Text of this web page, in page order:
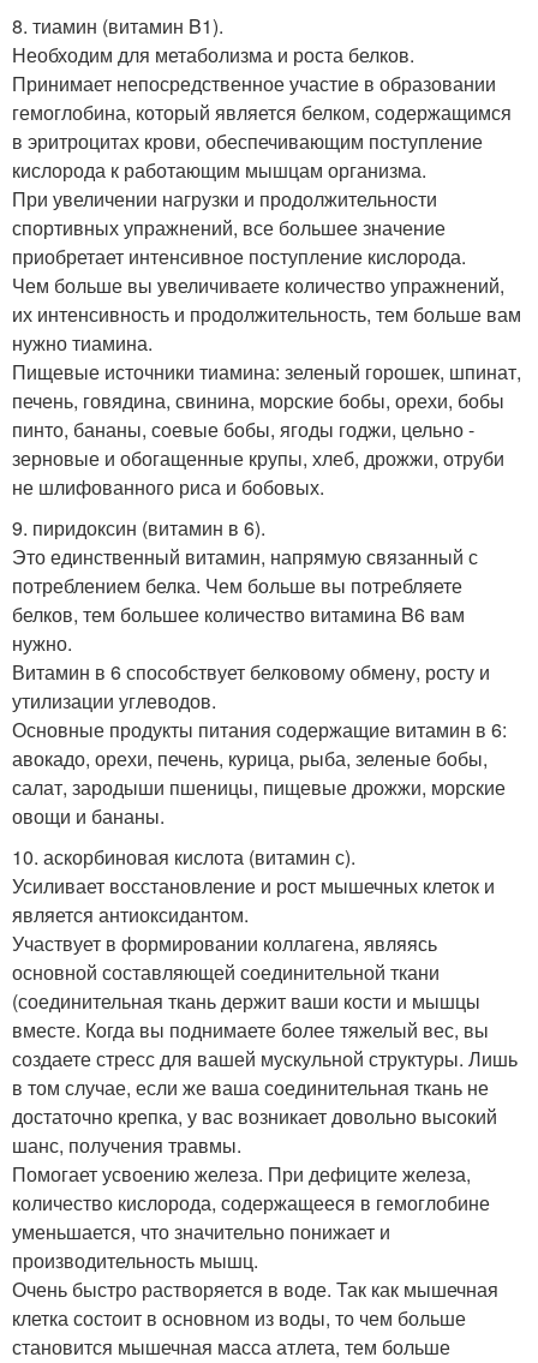
8. тиамин (витамин B1).
Необходим для метаболизма и роста белков.
Принимает непосредственное участие в образовании
гемоглобина, который является белком, содержащимся
в эритроцитах крови, обеспечивающим поступление
кислорода к работающим мышцам организма.
При увеличении нагрузки и продолжительности
спортивных упражнений, все большее значение
приобретает интенсивное поступление кислорода.
Чем больше вы увеличиваете количество упражнений,
их интенсивность и продолжительность, тем больше вам
нужно тиамина.
Пищевые источники тиамина: зеленый горошек, шпинат,
печень, говядина, свинина, морские бобы, орехи, бобы
пинто, бананы, соевые бобы, ягоды годжи, цельно -
зерновые и обогащенные крупы, хлеб, дрожжи, отруби
не шлифованного риса и бобовых.
9. пиридоксин (витамин в 6).
Это единственный витамин, напрямую связанный с
потреблением белка. Чем больше вы потребляете
белков, тем большее количество витамина B6 вам
нужно.
Витамин в 6 способствует белковому обмену, росту и
утилизации углеводов.
Основные продукты питания содержащие витамин в 6:
авокадо, орехи, печень, курица, рыба, зеленые бобы,
салат, зародыши пшеницы, пищевые дрожжи, морские
овощи и бананы.
10. аскорбиновая кислота (витамин с).
Усиливает восстановление и рост мышечных клеток и
является антиоксидантом.
Участвует в формировании коллагена, являясь
основной составляющей соединительной ткани
(соединительная ткань держит ваши кости и мышцы
вместе. Когда вы поднимаете более тяжелый вес, вы
создаете стресс для вашей мускульной структуры. Лишь
в том случае, если же ваша соединительная ткань не
достаточно крепка, у вас возникает довольно высокий
шанс, получения травмы.
Помогает усвоению железа. При дефиците железа,
количество кислорода, содержащееся в гемоглобине
уменьшается, что значительно понижает и
производительность мышц.
Очень быстро растворяется в воде. Так как мышечная
клетка состоит в основном из воды, то чем больше
становится мышечная масса атлета, тем больше